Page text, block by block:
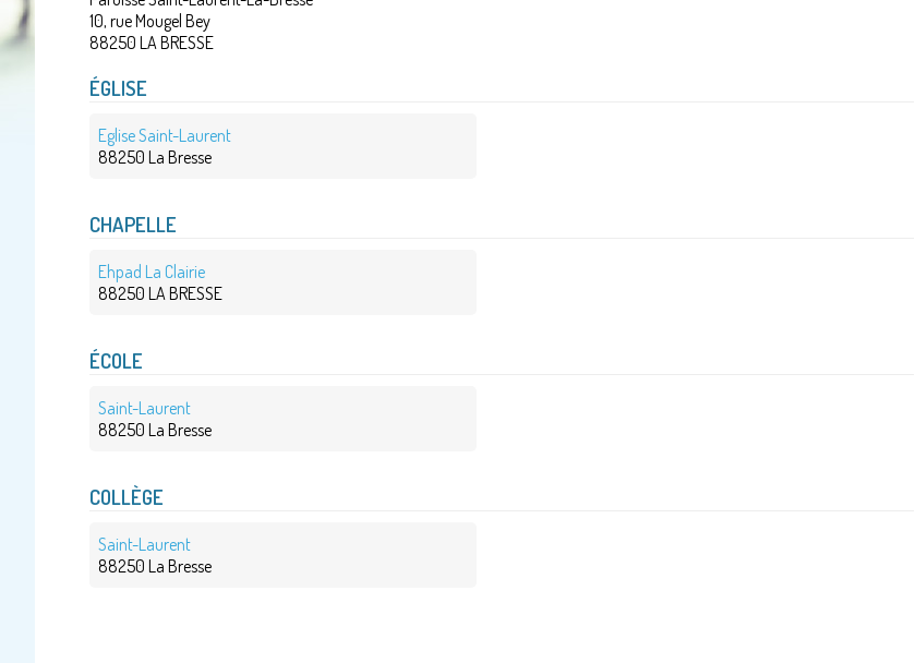
10, rue Mougel Bey
88250 LA BRESSE
ÉGLISE
Eglise Saint-Laurent
88250 La Bresse
CHAPELLE
Ehpad La Clairie
88250 LA BRESSE
ÉCOLE
Saint-Laurent
88250 La Bresse
COLLÈGE
Saint-Laurent
88250 La Bresse